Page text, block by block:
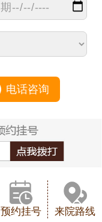
电话咨询
预约挂号 来院路线